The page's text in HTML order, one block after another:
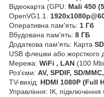
Відеокарта (GPU: Mali 450
OpenVG1.1.
Оперативна пам'ять: 1 Гб
Вбудована пам'ять: 8 ГБ
Додаткова пам'ять: Карта
USB флешки або жорсткого
Мережа: WiFi , LAN (100
Роз'єми: AV, SPDIF, SD/
TV-вихід: HDMI 1080P (Full
Управління: ІК, підключення